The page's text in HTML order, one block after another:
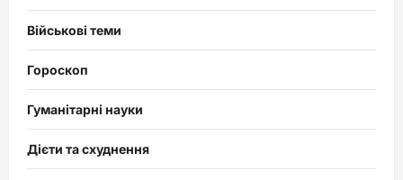
Військові теми
Гороскоп
Гуманітарні науки
Дієти та схуднення